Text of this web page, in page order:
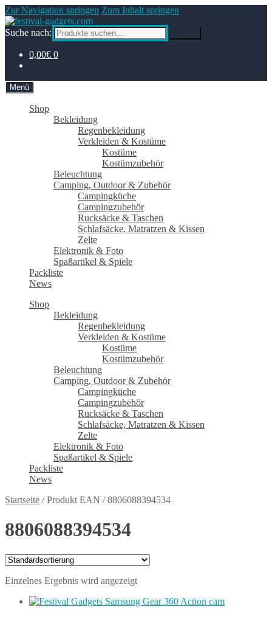
Zur Navigation springen Zum Inhalt springen
Suche nach:
0,00€ 0
Menü
Shop
Bekleidung
Regenbekleidung
Verkleiden & Kostüme
Kostüme
Kostümzubehör
Beleuchtung
Camping, Outdoor & Zubehör
Campingküche
Campingzubehör
Rucksäcke & Taschen
Schlafsäcke, Matratzen & Kissen
Zelte
Elektronik & Foto
Spaßartikel & Spiele
Packliste
News
Shop
Bekleidung
Regenbekleidung
Verkleiden & Kostüme
Kostüme
Kostümzubehör
Beleuchtung
Camping, Outdoor & Zubehör
Campingküche
Campingzubehör
Rucksäcke & Taschen
Schlafsäcke, Matratzen & Kissen
Zelte
Elektronik & Foto
Spaßartikel & Spiele
Packliste
News
Startseite /Produkt EAN /8806088394534
8806088394534
Einzelnes Ergebnis wird angezeigt